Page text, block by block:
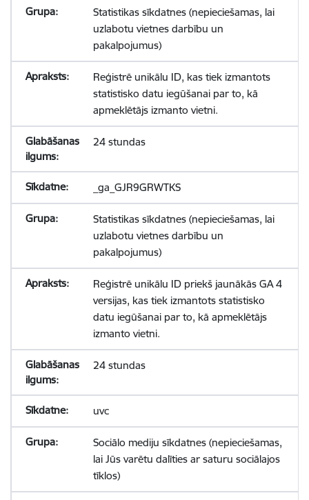
Statistikas sīkdatnes (nepieciešamas, lai
uzlabotu vietnes darbību un
pakalpojumus)
Reģistrē unikālu ID, kas tiek izmantots
statistisko datu iegūšanai par to, kā
apmeklētājs izmanto vietni.
24 stundas
_ga_GJR9GRWTKS
Statistikas sīkdatnes (nepieciešamas, lai
uzlabotu vietnes darbību un
pakalpojumus)
Reģistrē unikālu ID priekš jaunākās GA 4
versijas, kas tiek izmantots statistisko
datu iegūšanai par to, kā apmeklētājs
izmanto vietni.
24 stundas
uvc
Sociālo mediju sīkdatnes (nepieciešamas,
lai Jūs varētu dalīties ar saturu sociālajos
tīklos)